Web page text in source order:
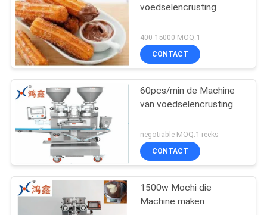
voedselencrusting
400-15000 MOQ:1
CONTACT
60pcs/min de Machine
van voedselencrusting
negotiable MOQ:1 reeks
CONTACT
1500w Mochi die
Machine maken